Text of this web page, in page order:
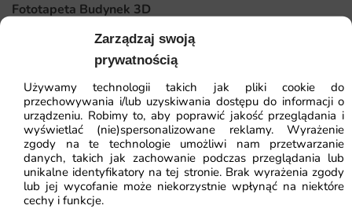
Zarządzaj swoją
prywatnością
Używamy technologii takich jak pliki cookie do
przechowywania i/lub uzyskiwania dostępu do informacji o
urządzeniu. Robimy to, aby poprawić jakość przeglądania i
wyświetlać (nie)spersonalizowane reklamy. Wyrażenie
zgody na te technologie umożliwi nam przetwarzanie
danych, takich jak zachowanie podczas przeglądania lub
unikalne identyfikatory na tej stronie. Brak wyrażenia zgody
lub jej wycofanie może niekorzystnie wpłynąć na niektóre
cechy i funkcje.
Stwarza atmosferę relaksu i harmonii w każdym wnętrzu.
Wysoka jakość druku zapewnia trwałość i intensywność
indywidualnych potrzeb.
Ekologiczne materiały sprawiają, że jest to bezpieczny
wybór dla zdrowia.
Fototapeta Budynek 3D
64.51zł
Najniższa cena z 30 dni: 41.93 zł
ZOBACZ WSZYSTKIE
Najczęściej zadawane pytania